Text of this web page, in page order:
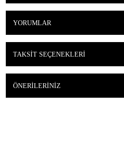
YORUMLAR
TAKSIT SEÇENEKLERI
ÖNERILERINIZ